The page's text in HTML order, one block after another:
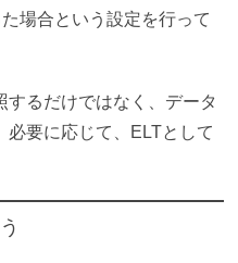
場合という設定を行って
するだけではなく、データ
要に応じて、ELTとして